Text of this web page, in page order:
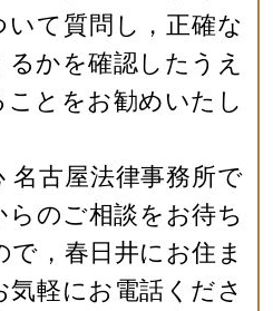
いて質問し，正確な
かを確認したうえ
とをお勧めいたし
名古屋法律事務所で
らのご相談をお待ち
で，春日井にお住ま
軽にお電話くださ